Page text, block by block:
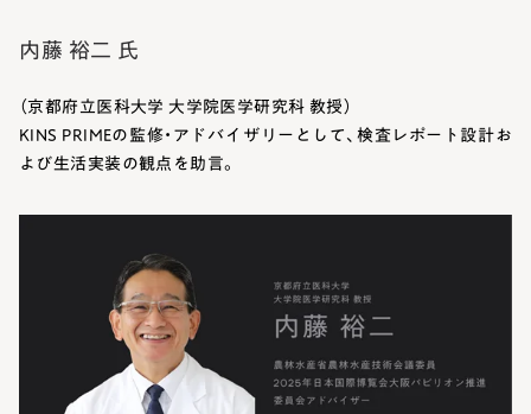
内藤 裕二 氏
（京都府立医科大学 大学院医学研究科 教授）
KINS PRIMEの監修・アドバイザリーとして、検査レポート設計お
よび生活実装の観点を助言。